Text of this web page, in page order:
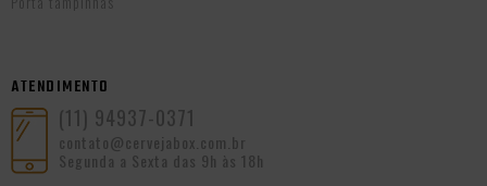
ATENDIMENTO
(11) 94937-0371
contato@cervejabox.com.br
Segunda a Sexta das 9h às 18h